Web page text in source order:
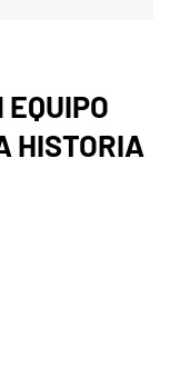
EQUIPO
HISTORIA